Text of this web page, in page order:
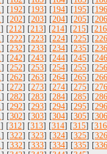
] [192] [193] [194] [195] [196
] [202] [203] [204] [205] [206
] [212] [213] [214] [215] [216
] [222] [223] [224] [225] [226
] [232] [233] [234] [235] [236
] [242] [243] [244] [245] [246
] [252] [253] [254] [255] [256
] [262] [263] [264] [265] [266
] [272] [273] [274] [275] [276
] [282] [283] [284] [285] [286
] [292] [293] [294] [295] [296
] [302] [303] [304] [305] [306
] [312] [313] [314] [315] [316
] [322] [323] [324] [325] [326
] [332] [333] [334] [335] [336